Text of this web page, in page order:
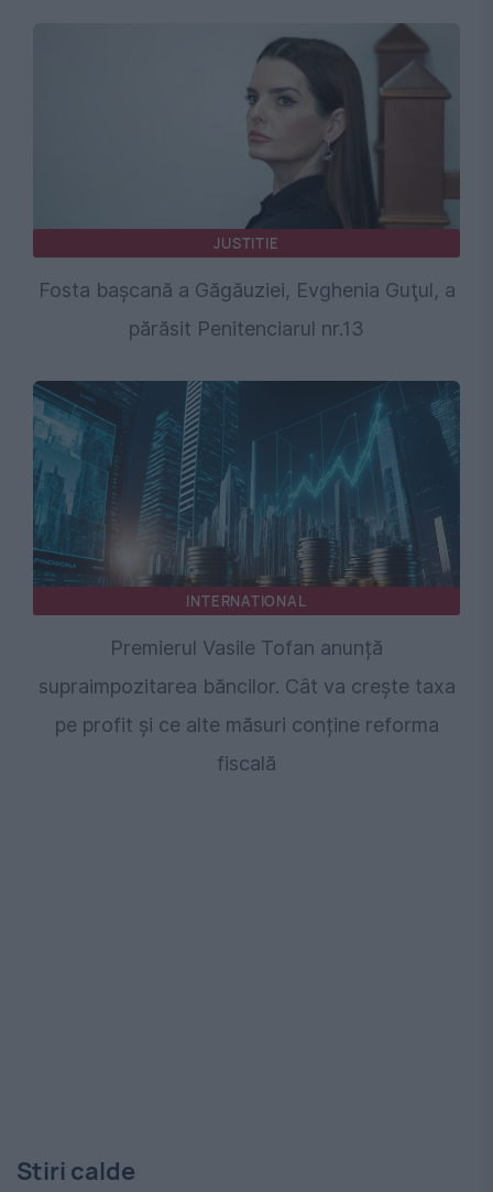
JUSTITIE
Fosta başcană a Găgăuziei, Evghenia Guţul, a
părăsit Penitenciarul nr.13
INTERNATIONAL
Premierul Vasile Tofan anunță
supraimpozitarea băncilor. Cât va crește taxa
pe profit și ce alte măsuri conține reforma
fiscală
Stiri calde